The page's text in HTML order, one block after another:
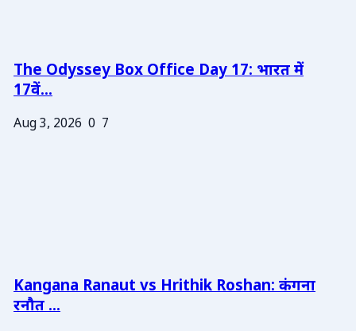
The Odyssey Box Office Day 17: भारत में
17वें...
Aug 3, 2026 0 7
Kangana Ranaut vs Hrithik Roshan: कंगना
रनौत ...